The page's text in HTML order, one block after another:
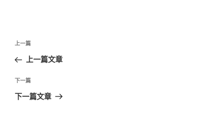
文
導
覽
上
一
文
章
上一篇
上一篇文章
下
一
下一篇
下一篇文章